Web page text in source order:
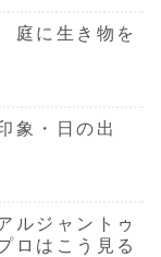
庭に生き物を
象・日の出
ルジャントゥ
ロはこう見る